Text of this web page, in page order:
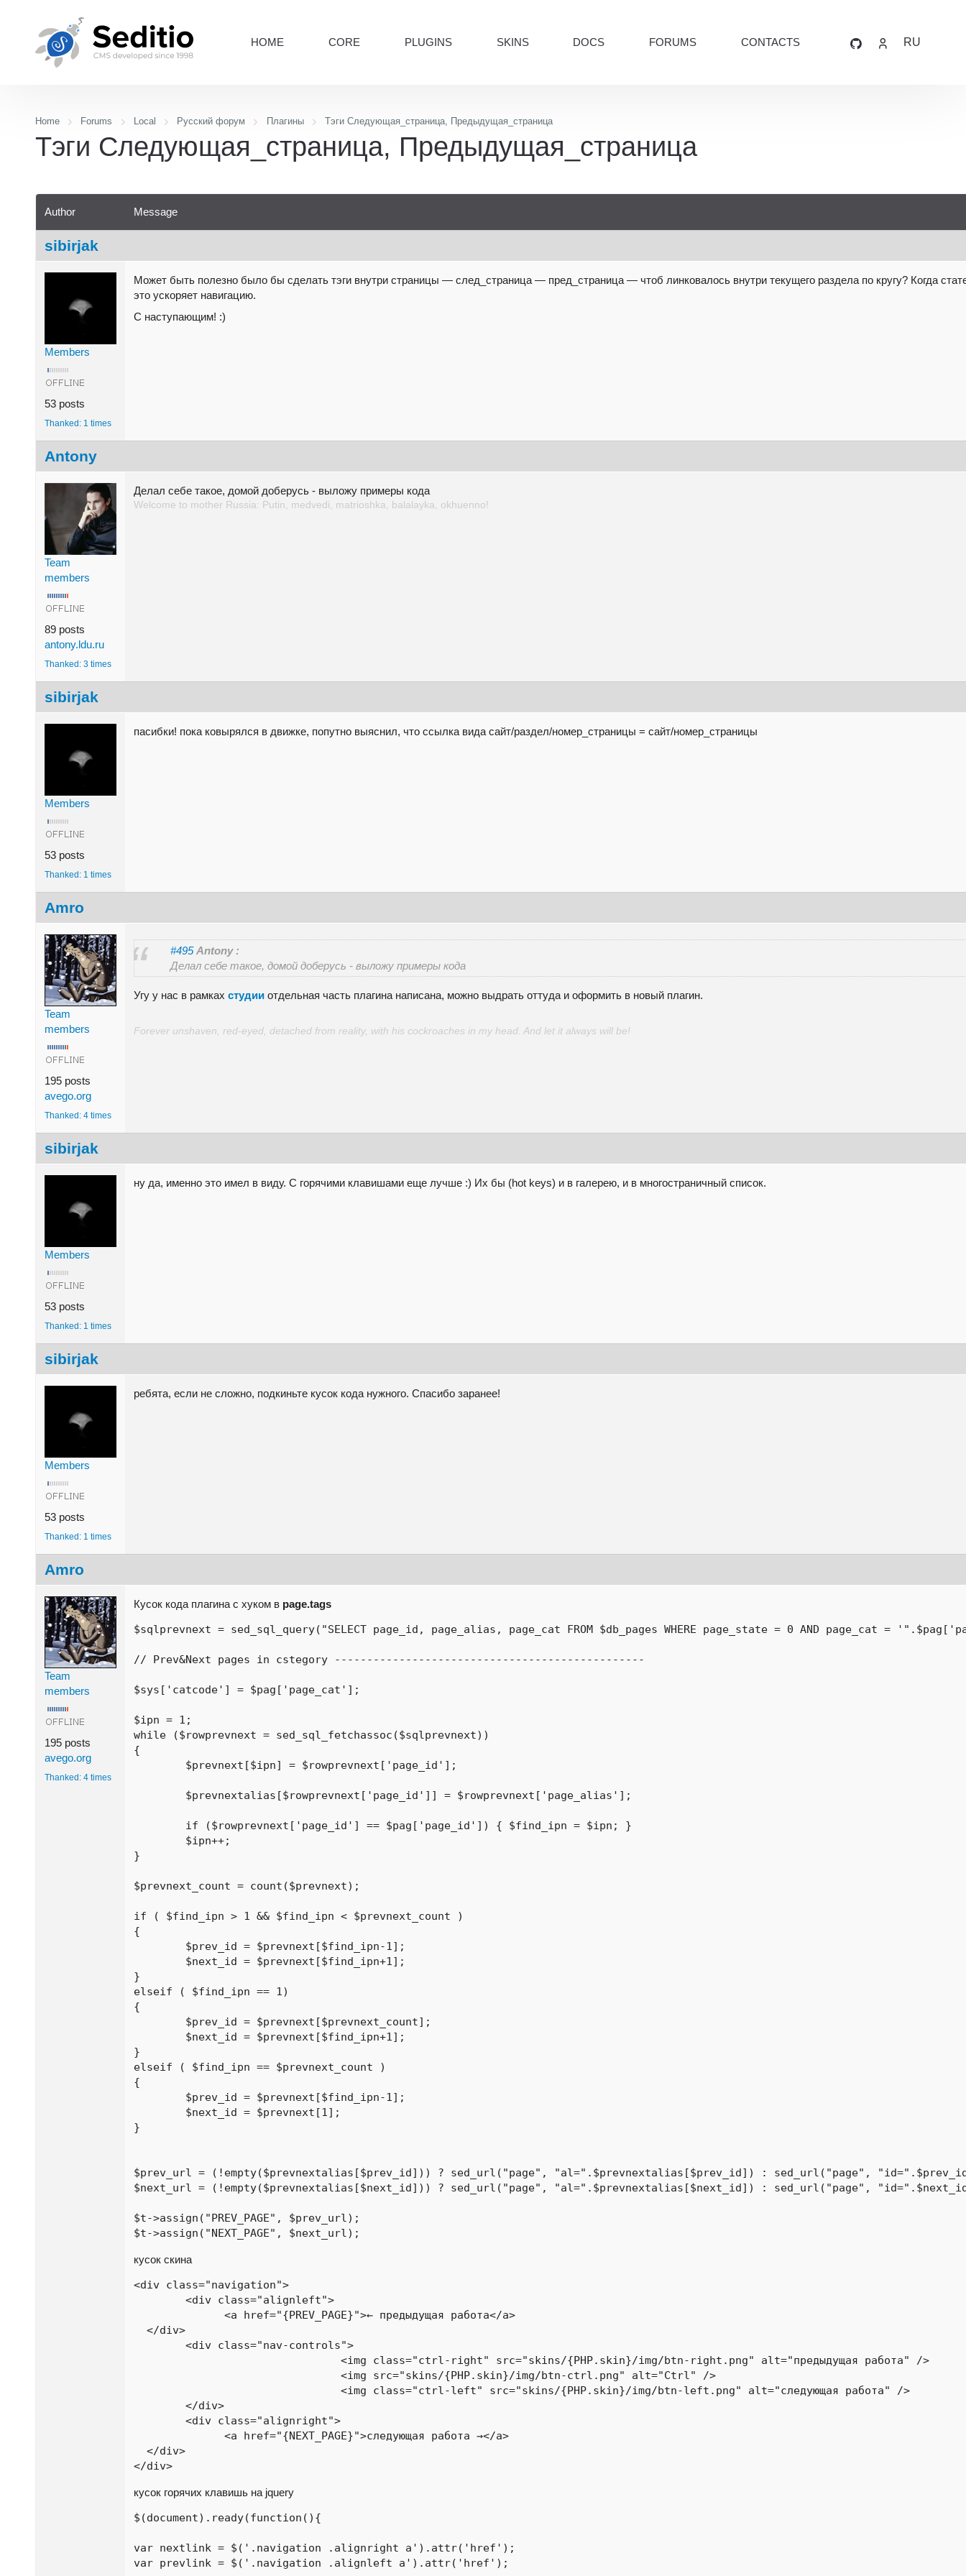
HOME CORE PLUGINS SKINS DOCS FORUMS CONTACTS RU
Home Forums Local Русский форум Плагины Тэги Следующая_страница, Предыдущая_страница
Тэги Следующая_страница, Предыдущая_страница
Author Message
sibirjak
Members
53 posts
Thanked: 1 times
Может быть полезно было бы сделать тэги внутри страницы — след_страница — пред_страница — чтоб линковалось внутри текущего раздела по кругу? Когда
это ускоряет навигацию.
С наступающим! :)
Antony
Team
members
89 posts
antony.ldu.ru
Thanked: 3 times
Делал себе такое, домой доберусь - выложу примеры кода
Welcome to mother Russia: Putin, medvedi, matrioshka, balalayka, okhuenno!
sibirjak
Members
53 posts
Thanked: 1 times
пасибки! пока ковырялся в движке, попутно выяснил, что ссылка вида сайт/раздел/номер_страницы = сайт/номер_страницы
Amro
Team
members
195 posts
avego.org
Thanked: 4 times
#495 Antony :
Делал себе такое, домой доберусь - выложу примеры кода
Угу у нас в рамках студии отдельная часть плагина написана, можно выдрать оттуда и оформить в новый плагин.
Forever unshaven, red-eyed, detached from reality, with his cockroaches in my head. And let it always will be!
sibirjak
Members
53 posts
Thanked: 1 times
ну да, именно это имел в виду. С горячими клавишами еще лучше :) Их бы (hot keys) и в галерею, и в многостраничный список.
sibirjak
Members
53 posts
Thanked: 1 times
ребята, если не сложно, подкиньте кусок кода нужного. Спасибо заранее!
Amro
Team
members
195 posts
avego.org
Thanked: 4 times
Кусок кода плагина с хуком в page.tags
$sqlprevnext = sed_sql_query("SELECT page_id, page_alias, page_cat FROM $db_pages WHERE page_state = 0 AND page_cat =
// Prev&Next pages in cstegory ------------------------------------------------
$sys['catcode'] = $pag['page_cat'];
$ipn = 1;
while ($rowprevnext = sed_sql_fetchassoc($sqlprevnext))
{
}
$prevnext_count = count($prevnext);
if ( $find_ipn > 1 && $find_ipn < $prevnext_count )
{
}
elseif ( $find_ipn == 1)
{
}
elseif ( $find_ipn == $prevnext_count )
{
}
$prev_url = (!empty($prevnextalias[$prev_id])) ? sed_url("page", "al=".$prevnextalias[$prev_id]) : sed_url("page",
$next_url = (!empty($prevnextalias[$next_id])) ? sed_url("page", "al=".$prevnextalias[$next_id]) : sed_url("page",
$t->assign("PREV_PAGE", $prev_url);
$t->assign("NEXT_PAGE", $next_url);
кусок скина
<div class="navigation">
  </div>
  </div>
</div>
кусок горячих клавишь на jquery
$(document).ready(function(){
var nextlink = $('.navigation .alignright a').attr('href');
var prevlink = $('.navigation .alignleft a').attr('href');